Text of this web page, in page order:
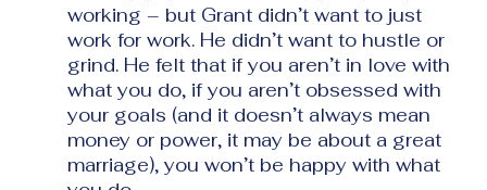
working – but Grant didn’t want to just
work for work. He didn’t want to hustle or
grind. He felt that if you aren’t in love with
what you do, if you aren’t obsessed with
your goals (and it doesn’t always mean
money or power, it may be about a great
marriage), you won’t be happy with what